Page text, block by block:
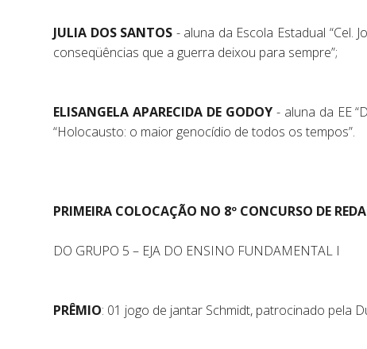
JULIA DOS SANTOS - aluna da Escola Estadual “Cel.
conseqüências que a guerra deixou para sempre”;
ELISANGELA APARECIDA DE GODOY- aluna da EE
“Holocausto: o maior genocídio de todos os tempos”.
PRIMEIRA COLOCAÇÃO NO 8º CONCURSO DE
DO GRUPO 5 – EJA DO ENSINO FUNDAMENTAL I
PRÊMIO: 01 jogo de jantar Schmidt, patrocinado pela